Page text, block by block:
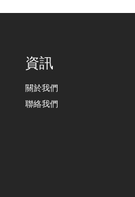
資訊
關於我們
聯絡我們